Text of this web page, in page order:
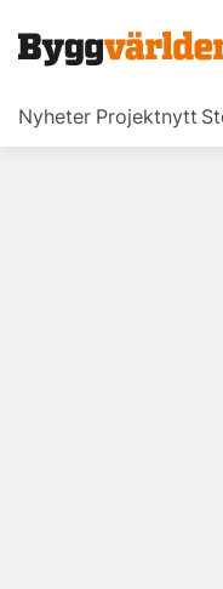
Nyheter Projektnytt